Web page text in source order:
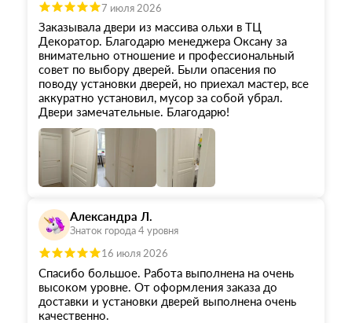
7 июля 2026
Заказывала двери из массива ольхи в ТЦ
Декоратор. Благодарю менеджера Оксану за
внимательно отношение и профессиональный
совет по выбору дверей. Были опасения по
поводу установки дверей, но приехал мастер, все
аккуратно установил, мусор за собой убрал.
Двери замечательные. Благодарю!
Александра Л.
Знаток города 4 уровня
16 июля 2026
Спасибо большое. Работа выполнена на очень
высоком уровне. От оформления заказа до
доставки и установки дверей выполнена очень
качественно.